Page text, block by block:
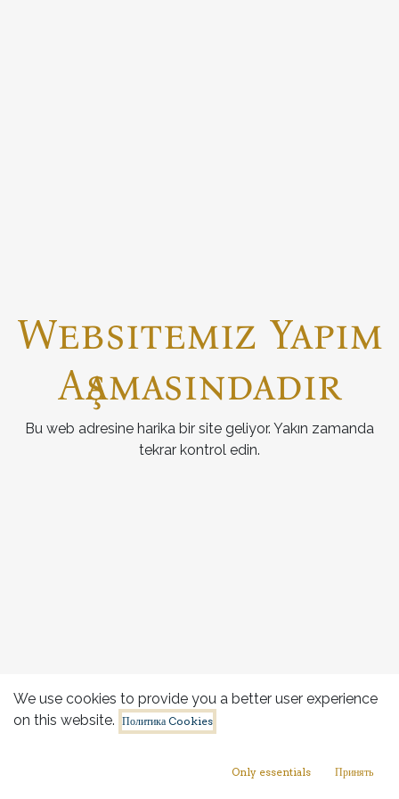
Websitemiz Yapım
Aşamasındadır
Bu web adresine harika bir site geliyor. Yakın zamanda
tekrar kontrol edin.
We use cookies to provide you a better user experience
on this website. Политика Cookies
Only essentials Принять